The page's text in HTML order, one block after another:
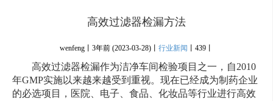
高效过滤器检漏方法
wenfeng丨3年前 (2023-03-28) 丨行业新闻 丨439丨
高效过滤器检漏作为洁净车间检验项目之一，自2010
年GMP实施以来越来越受到重视。现在已经成为制药企业
的必选项目，医院、电子、食品、化妆品等行业进行高效